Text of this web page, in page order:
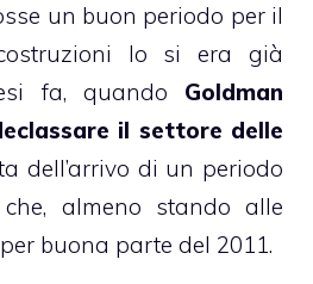
un buon periodo per il
lo si era già
fa, quando Goldman
il settore delle
dell’arrivo di un periodo
almeno stando alle
buona parte del 2011.